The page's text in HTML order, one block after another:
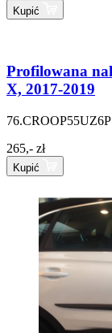
Kupić
Profilowana
X, 2017-2019
76.CROOP55UZ6P
265,- zł
Kupić